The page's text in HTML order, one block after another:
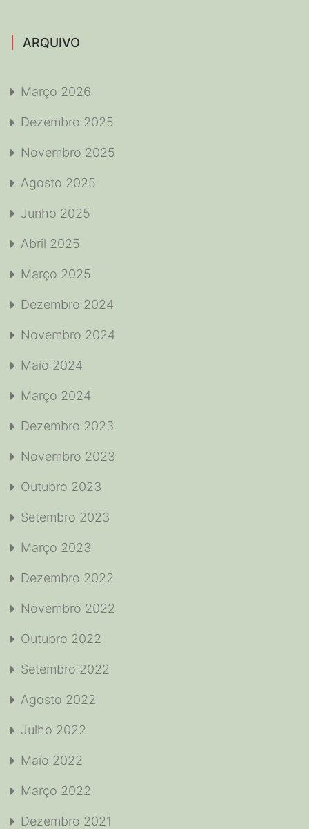
ARQUIVO
Março 2026
Dezembro 2025
Novembro 2025
Agosto 2025
Junho 2025
Abril 2025
Março 2025
Dezembro 2024
Novembro 2024
Maio 2024
Março 2024
Dezembro 2023
Novembro 2023
Outubro 2023
Setembro 2023
Março 2023
Dezembro 2022
Novembro 2022
Outubro 2022
Setembro 2022
Agosto 2022
Julho 2022
Maio 2022
Março 2022
Dezembro 2021